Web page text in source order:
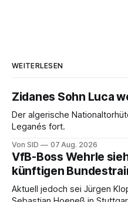
WEITERLESEN
Zidanes Sohn Luca
Der algerische
Leganés fort.
Von SID 07 Aug. 2026
VfB-Boss Wehrle
künftigen
Aktuell jedoch sei Jürgen